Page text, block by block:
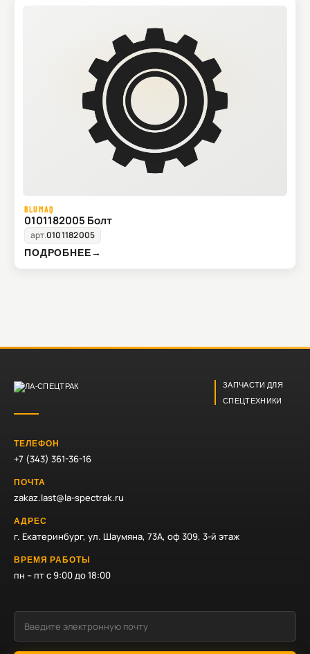
BLUMAQ
0101182005 Болт
арт.0101182005
ПОДРОБНЕЕ→
ЗАПЧАСТИ ДЛЯ
СПЕЦТЕХНИКИ
ТЕЛЕФОН
+7 (343) 361-36-16
ПОЧТА
zakaz.last@la-spectrak.ru
АДРЕС
г. Екатеринбург, ул. Шаумяна, 73А, оф 309, 3-й этаж
ВРЕМЯ РАБОТЫ
пн – пт с 9:00 до 18:00